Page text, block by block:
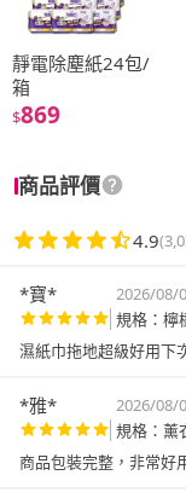
靜電除塵紙24包/
箱
$869
商品評價
4.9
*寶* 2026/08/
規格：檸
濕紙巾拖地超級好用下
*雅* 2026/08/
規格：薰
商品包裝完整，非常好